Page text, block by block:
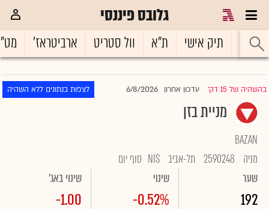
גלובס פיננסי
ראשי תיק אישי ת"א וול סטריט ארביטראז'
בהשהיה של 15 דק' |עדכון אחרון 6/8/2026 לצפות בנתונים ללא השהיה
מניית בזן
BAZAN
מניה
2590248 תל-אביב NIS סוף יום
שער
192
שינוי
-0.52%
שינוי באג'
-1.00